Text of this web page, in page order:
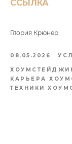
ССЫЛКА
Глория Крюнер
08.05.2026
КАРЬЕРА
ТЕХНИКИ